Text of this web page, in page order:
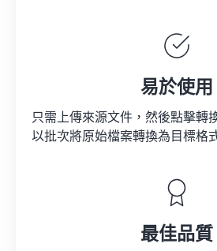
易於使用
只需上傳來源文件，然後點擊轉
以批次將原始檔案轉換為目標格
最佳品質